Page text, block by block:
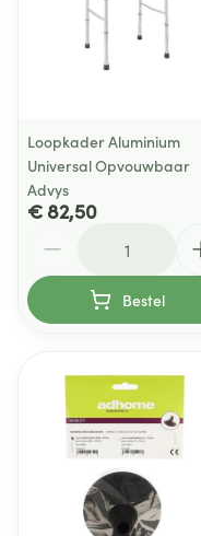
Loopkader Aluminium
Universal Opvouwbaar
Advys
€ 82,50
Bestel